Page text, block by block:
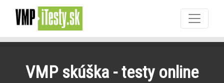
VMP skúška - testy online